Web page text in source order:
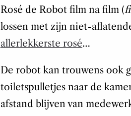
Rosé de Robot film na film (
lossen met zijn niet-
allerlekkerste rosé…
De robot kan trouwens ook
toiletspulletjes naar de
afstand blijven van